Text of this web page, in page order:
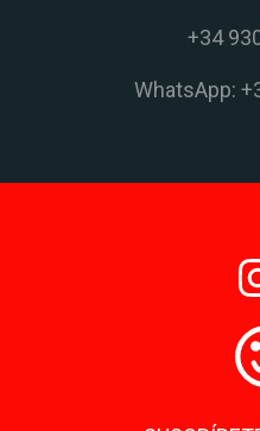
+34
WhatsApp: